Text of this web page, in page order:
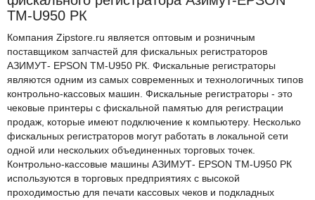
TM-U950 РК
Компания Zipstore.ru является оптовым и розничным
поставщиком запчастей для фискальных регистраторов
АЗИМУТ- EPSON TM-U950 РК. Фискальные регистраторы
являются одним из самых современных и технологичных типов
контрольно-кассовых машин. Фискальные регистраторы - это
чековые принтеры с фискальной памятью для регистрации
продаж, которые имеют подключение к компьютеру. Несколько
фискальных регистраторов могут работать в локальной сети
одной или нескольких объединенных торговых точек.
Контрольно-кассовые машины АЗИМУТ- EPSON TM-U950 РК
используются в торговых предприятиях с высокой
проходимостью для печати кассовых чеков и подкладных